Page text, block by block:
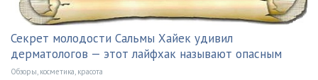
Секрет молодости Сальмы Хайек удивил
дерматологов — этот лайфхак называют опасным
Обзоры, косметика, красота